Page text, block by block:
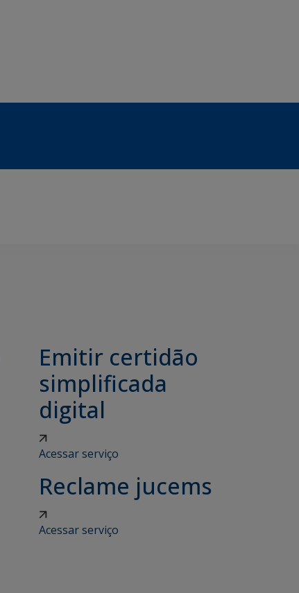
Emitir certidão
simplificada
digital
Acessar serviço
Reclame jucems
Acessar serviço